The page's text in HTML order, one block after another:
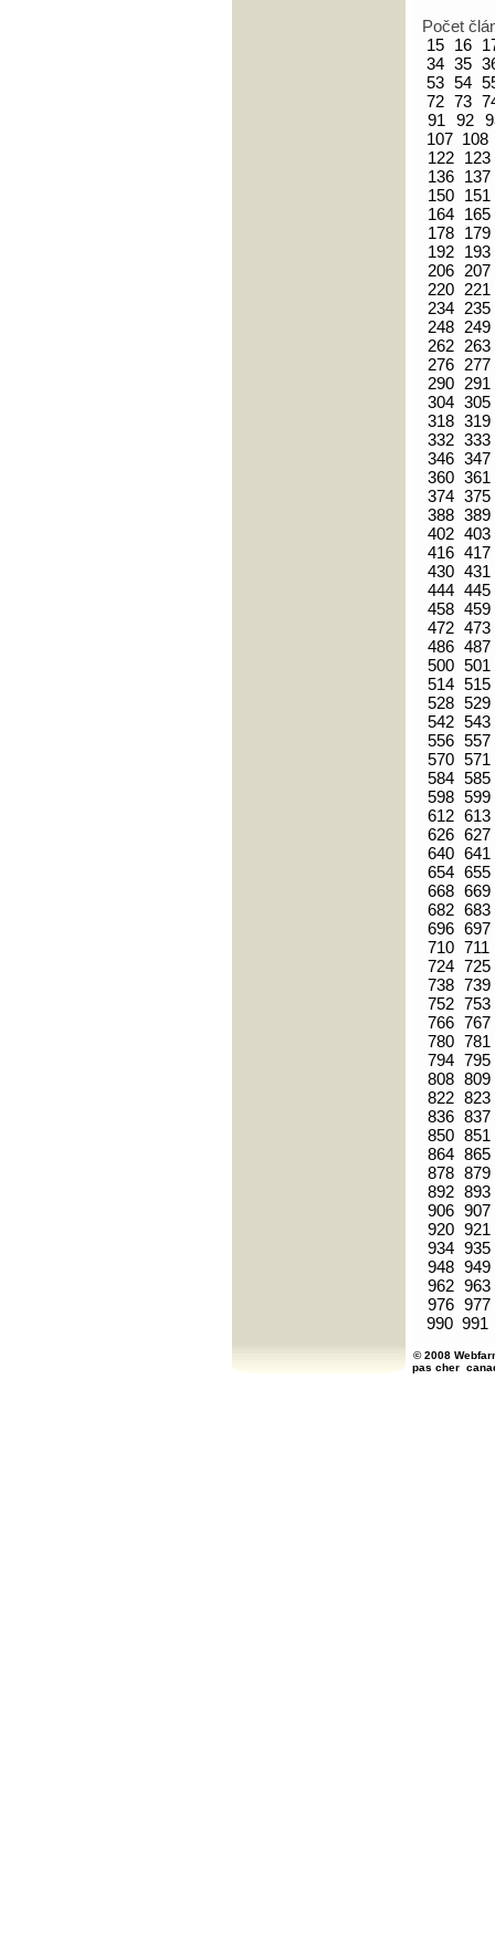
Počet
15 16
34 35
53 54
72 73
91
92
107 108
122
123
136
137
150
151
164
165
178
179
192
193
206 207
220
221
234
235
248
249
262
263
276
277
290
291
304 305
318 319
332 333
346 347
360 361
374 375
388 389
402 403
416 417
430 431
444 445
458 459
472 473
486 487
500 501
514 515
528 529
542 543
556 557
570 571
584 585
598 599
612 613
626 627
640 641
654 655
668 669
682 683
696 697
710 711
724 725
738 739
752 753
766 767
780 781
794 795
808 809
822 823
836 837
850 851
864 865
878 879
892 893
906 907
920 921
934 935
948 949
962 963
976 977
990 991
© 2008
pas cher